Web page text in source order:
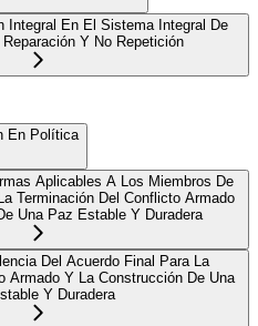
Integral En El Sistema Integral De
Y No Repetición
En Política
Aplicables A Los Miembros De
Terminación Del Conflicto Armado
Una Paz Estable Y Duradera
Del Acuerdo Final Para La
Armado Y La Construcción De Una
Y Duradera